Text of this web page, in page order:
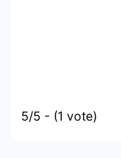
5/5 - (1 vote)